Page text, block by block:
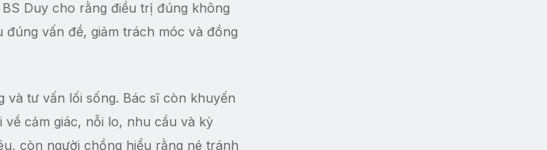
Duy cho rằng điều trị đúng không
vấn đề, giảm trách móc và đồng
tư vấn lối sống. Bác sĩ còn khuyến
cảm giác, nỗi lo, nhu cầu và kỳ
còn người chồng hiểu rằng né tránh